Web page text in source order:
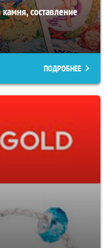
составление
ПОДРОБНЕЕ